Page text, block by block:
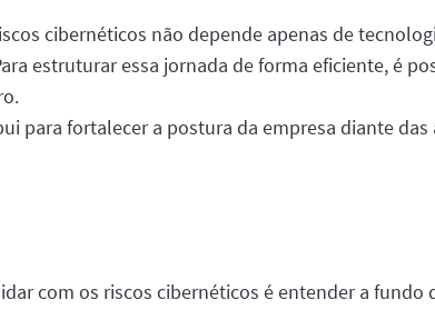
cibernéticos não depende apenas de
estruturar essa jornada de forma eficiente, é
para fortalecer a postura da empresa diante
com os riscos cibernéticos é entender a fundo